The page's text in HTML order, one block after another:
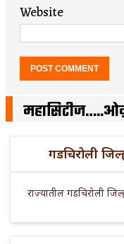
Website
गडचिरोली
राज्यातील गडचिरोली